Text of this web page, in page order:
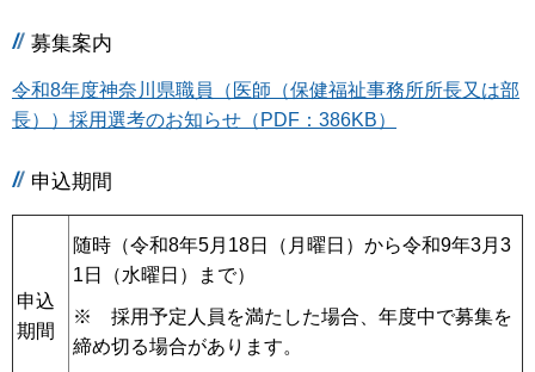
募集案内
令和8年度神奈川県職員（医師（保健福祉事務所所長又は部
長））採用選考のお知らせ（PDF：386KB）
申込期間
申込
期間
随時（令和8年5月18日（月曜日）から令和9年3月3
1日（水曜日）まで）
※ 採用予定人員を満たした場合、年度中で募集を
締め切る場合があります。